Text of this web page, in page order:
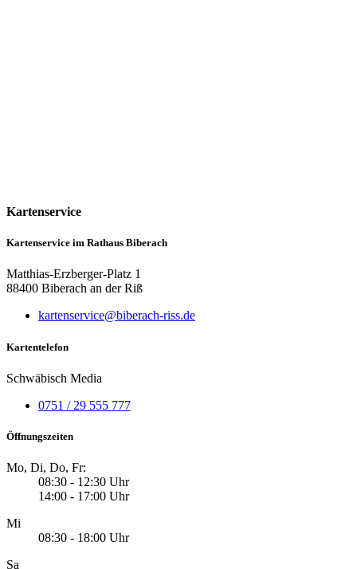
Kartenservice
Kartenservice im Rathaus Biberach
Matthias-Erzberger-Platz 1
88400 Biberach an der Riß
kartenservice@biberach-riss.de
Kartentelefon
Schwäbisch Media
0751 / 29 555 777
Öffnungszeiten
Mo, Di, Do, Fr:
08:30 - 12:30 Uhr
14:00 - 17:00 Uhr
Mi
08:30 - 18:00 Uhr
Sa